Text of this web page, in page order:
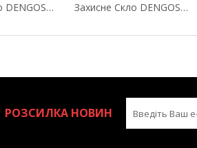
Захисне Скло DENGOS (Tempered Glass Full Glue... Захисне Скло DENGOS (Tempered Glass Full Glue...
РОЗСИЛКА НОВИН